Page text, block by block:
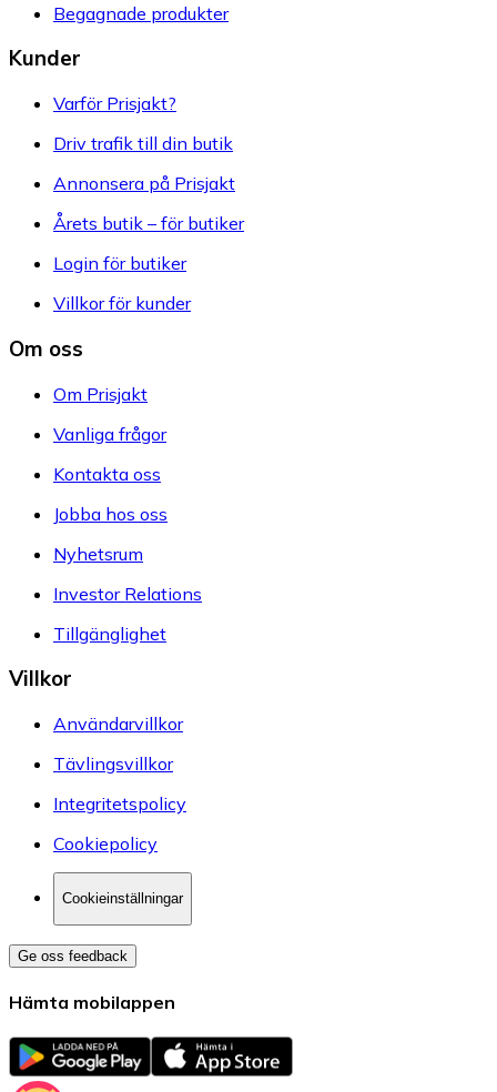
Begagnade produkter
Kunder
Varför Prisjakt?
Driv trafik till din butik
Annonsera på Prisjakt
Årets butik – för butiker
Login för butiker
Villkor för kunder
Om oss
Om Prisjakt
Vanliga frågor
Kontakta oss
Jobba hos oss
Nyhetsrum
Investor Relations
Tillgänglighet
Villkor
Användarvillkor
Tävlingsvillkor
Integritetspolicy
Cookiepolicy
Cookieinställningar
Ge oss feedback
Hämta mobilappen